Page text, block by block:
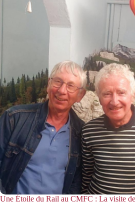
Une Étoile du Rail au CMFC : La visite